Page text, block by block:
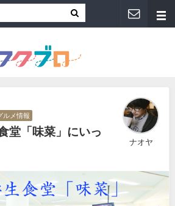
ルメ情報
堂「味菜」にいっ
ナオヤ